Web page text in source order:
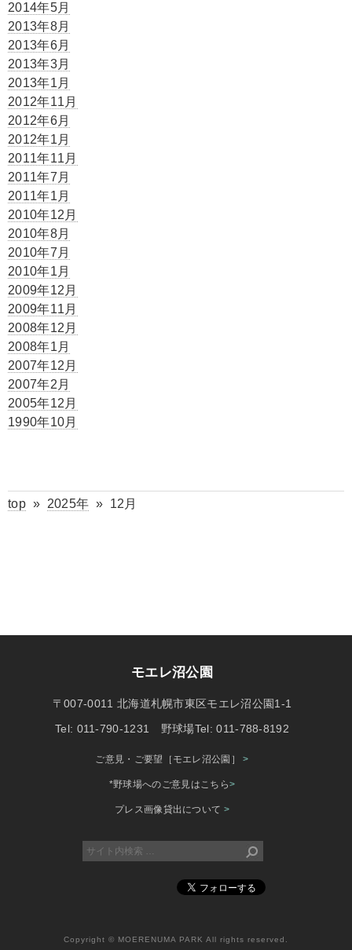
2014年5月
2013年8月
2013年6月
2013年3月
2013年1月
2012年11月
2012年6月
2012年1月
2011年11月
2011年7月
2011年1月
2010年12月
2010年8月
2010年7月
2010年1月
2009年12月
2009年11月
2008年12月
2008年1月
2007年12月
2007年2月
2005年12月
1990年10月
top» 2025年 » 12月
モエレ沼公園
〒007-0011 北海道札幌市東区モエレ沼公園1-1
Tel: 011-790-1231 野球場Tel: 011-788-8192
ご意見・ご要望［モエレ沼公園］>
*野球場へのご意見はこちら>
プレス画像貸出について >
Copyright © MOERENUMA PARK All rights reserved.